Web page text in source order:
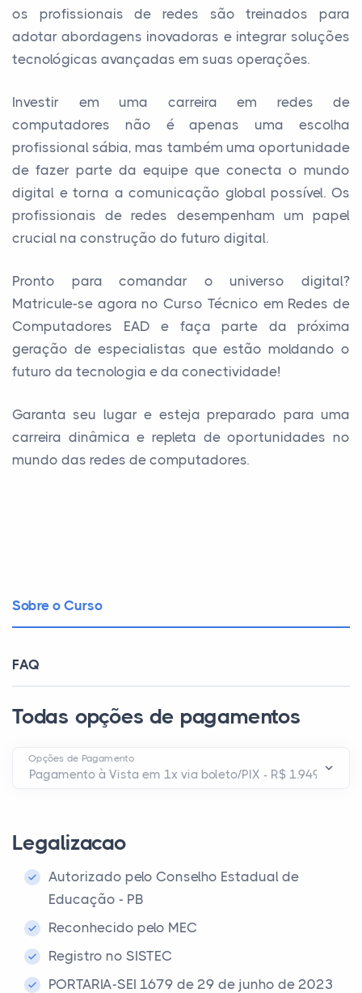
os profissionais de redes são treinados para
adotar abordagens inovadoras e integrar soluções
tecnológicas avançadas em suas operações.
Investir em uma carreira em redes de
computadores não é apenas uma escolha
profissional sábia, mas também uma oportunidade
de fazer parte da equipe que conecta o mundo
digital e torna a comunicação global possível. Os
profissionais de redes desempenham um papel
crucial na construção do futuro digital.
Pronto para comandar o universo digital?
Matricule-se agora no Curso Técnico em Redes de
Computadores EAD e faça parte da próxima
geração de especialistas que estão moldando o
futuro da tecnologia e da conectividade!
Garanta seu lugar e esteja preparado para uma
carreira dinâmica e repleta de oportunidades no
mundo das redes de computadores.
Sobre o Curso
FAQ
Todas opções de pagamentos
Opções de Pagamento
Legalizacao
Autorizado pelo Conselho Estadual de
Educação - PB
Reconhecido pelo MEC
Registro no SISTEC
PORTARIA-SEI 1679 de 29 de junho de 2023